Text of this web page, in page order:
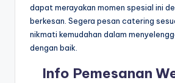
dapat merayakan momen spesial ini
berkesan. Segera pesan catering
nikmati kemudahan dalam
dengan baik.
Info Pemesanan